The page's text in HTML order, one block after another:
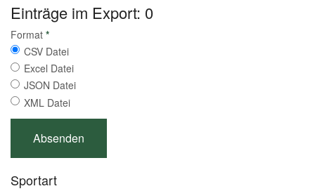
Einträge im Export: 0
Format *
CSV Datei
Excel Datei
JSON Datei
XML Datei
Sportart